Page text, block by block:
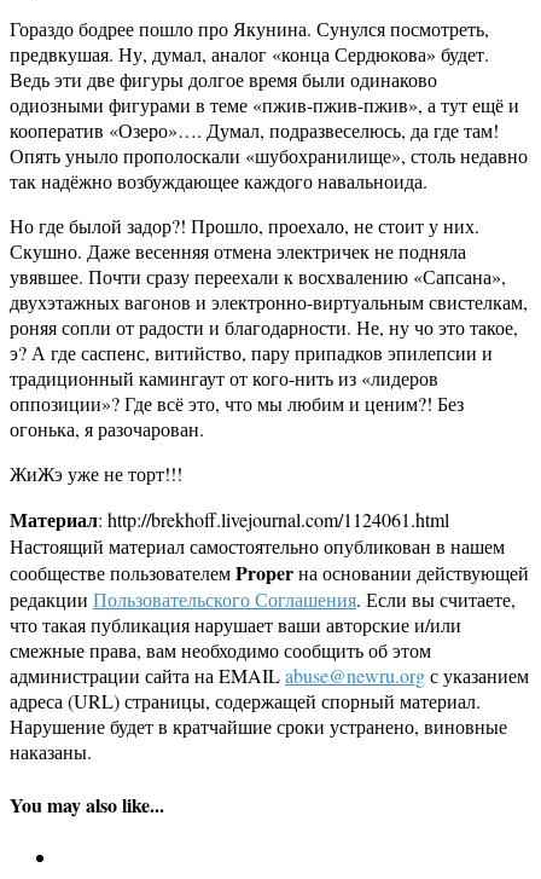
Гораздо бодрее пошло про Якунина. Сунулся посмотреть,
предвкушая. Ну, думал, аналог «конца Сердюкова» будет.
Ведь эти две фигуры долгое время были одинаково
одиозными фигурами в теме «пжив-пжив-пжив», а тут ещё и
кооператив «Озеро»…. Думал, подразвеселюсь, да где там!
Опять уныло прополоскали «шубохранилище», столь недавно
так надёжно возбуждающее каждого навальноида.
Но где былой задор?! Прошло, проехало, не стоит у них.
Скушно. Даже весенняя отмена электричек не подняла
увявшее. Почти сразу переехали к восхвалению «Сапсана»,
двухэтажных вагонов и электронно-виртуальным свистелкам,
роняя сопли от радости и благодарности. Не, ну чо это такое,
э? А где саспенс, витийство, пару припадков эпилепсии и
традиционный камингаут от кого-нить из «лидеров
оппозиции»? Где всё это, что мы любим и ценим?! Без
огонька, я разочарован.
ЖиЖэ уже не торт!!!
Материал: http://brekhoff.livejournal.com/1124061.html
Настоящий материал самостоятельно опубликован в нашем
сообществе пользователемProperна основании действующей
редакции Пользовательского Соглашения. Если вы считаете,
что такая публикация нарушает ваши авторские и/или
смежные права, вам необходимо сообщить об этом
администрации сайта на EMAILabuse@newru.orgс указанием
адреса (URL) страницы, содержащей спорный материал.
Нарушение будет в кратчайшие сроки устранено, виновные
наказаны.
You may also like...